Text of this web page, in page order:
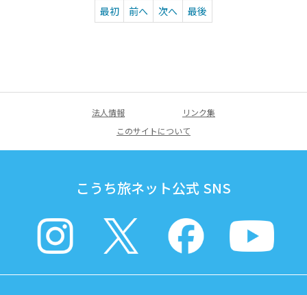
最初 前へ 次へ 最後
法人情報
リンク集
このサイトについて
こうち旅ネット公式 SNS